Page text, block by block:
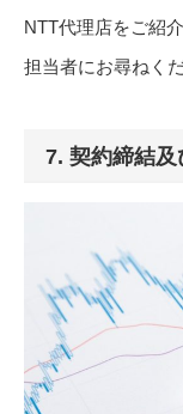
NTT代理店をご紹
担当者にお尋ねくだ
7. 契約締結